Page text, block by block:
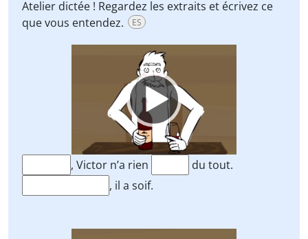
Atelier dictée ! Regardez les extraits et écrivez ce
que vous entendez.
ES
, Victor n’a rien
du tout.
, il a soif.